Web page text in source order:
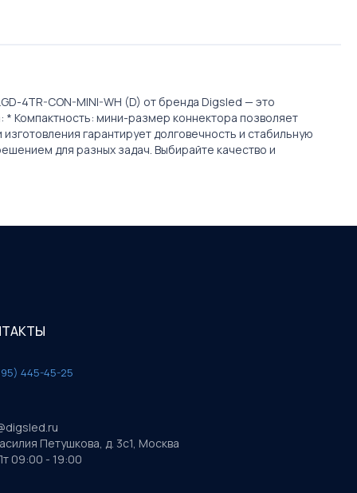
4TR-CON-MINI-WH (D) от бренда Digsled — это
Компактность: мини-размер коннектора позволяет
гарантирует долговечность и стабильную
для разных задач. Выбирайте качество и
445-45-25
Петушкова, д. 3с1, Москва
09:00 - 19:00